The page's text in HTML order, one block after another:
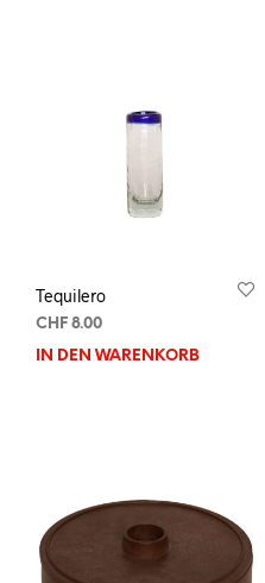
Tequilero
CHF 8.00
IN DEN WARENKORB